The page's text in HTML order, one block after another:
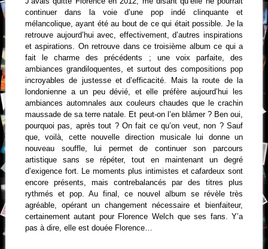
continuer dans la voie d’une pop indé clinquante et
mélancolique, ayant été au bout de ce qui était possible. Je la
retrouve aujourd’hui avec, effectivement, d’autres inspirations
et aspirations. On retrouve dans ce troisième album ce qui a
fait le charme des précédents ; une voix parfaite, des
ambiances grandiloquentes, et surtout des compositions pop
incroyables de justesse et d’efficacité. Mais la route de la
londonienne a un peu dévié, et elle préfère aujourd’hui les
ambiances automnales aux couleurs chaudes que le crachin
maussade de sa terre natale. Et peut-on l’en blâmer ? Ben oui,
pourquoi pas, après tout ? On fait ce qu’on veut, non ? Sauf
que, voilà, cette nouvelle direction musicale lui donne un
nouveau souffle, lui permet de continuer son parcours
artistique sans se répéter, tout en maintenant un degré
d’exigence fort. Le moments plus intimistes et cafardeux sont
encore présents, mais contrebalancés par des titres plus
rythmés et pop. Au final, ce nouvel album se révèle très
agréable, opérant un changement nécessaire et bienfaiteur,
certainement autant pour Florence Welch que ses fans. Y’a
pas à dire, elle est douée Florence…